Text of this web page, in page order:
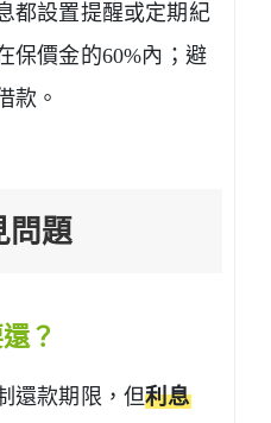
都設置提醒或定期紀
保價金的60%內；避
款。
問題
？
還款期限，但利息